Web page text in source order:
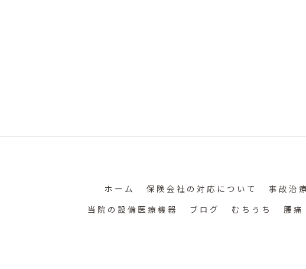
ホーム 保険会社の対応について 事故治
当院の設備医療機器
ブログ むちうち 腰痛